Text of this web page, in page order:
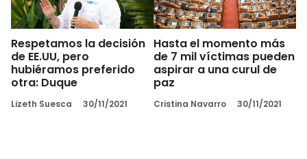
Respetamos la decisión
de EE.UU, pero
hubiéramos preferido
otra: Duque
Lizeth Suesca 30/11/2021
Hasta el momento más
de 7 mil víctimas pueden
aspirar a una curul de
paz
Cristina Navarro 30/11/2021